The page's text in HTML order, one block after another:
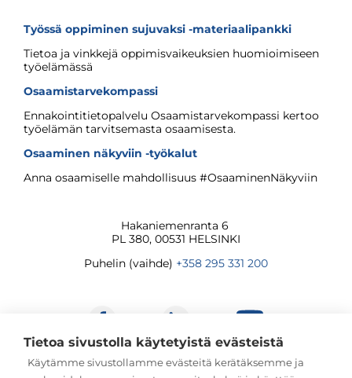
Työssä oppiminen sujuvaksi -materiaalipankki
Tietoa ja vinkkejä oppimisvaikeuksien huomioimiseen
työelämässä
Osaamistarvekompassi
Ennakointitietopalvelu Osaamistarvekompassi kertoo
työelämän tarvitsemasta osaamisesta.
Osaaminen näkyviin -työkalut
Anna osaamiselle mahdollisuus #OsaaminenNäkyviin
Hakaniemenranta 6
PL 380, 00531 HELSINKI
Puhelin (vaihde) +358 295 331 200
Tietoa sivustolla käytetyistä evästeistä
Käytämme sivustollamme evästeitä kerätäksemme ja